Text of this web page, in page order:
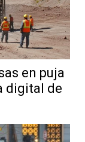
en puja
digital de